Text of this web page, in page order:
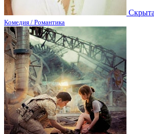
Комедия / Романтика